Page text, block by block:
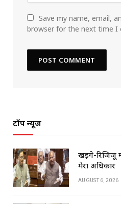
Save my name, email,
browser for the next time I
टॉप न्यूज
खड़गे-रिजिजू
मेरा अधिकार
AUGUST 6, 2026